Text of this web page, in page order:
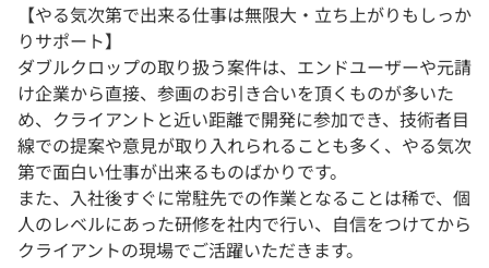
【やる気次第で出来る仕事は無限大・立ち上がりもしっか
りサポート】
ダブルクロップの取り扱う案件は、エンドユーザーや元請
け企業から直接、参画のお引き合いを頂くものが多いた
め、クライアントと近い距離で開発に参加でき、技術者目
線での提案や意見が取り入れられることも多く、やる気次
第で面白い仕事が出来るものばかりです。
また、入社後すぐに常駐先での作業となることは稀で、個
人のレベルにあった研修を社内で行い、自信をつけてから
クライアントの現場でご活躍いただきます。